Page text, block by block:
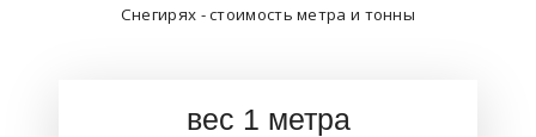
Снегирях - стоимость метра и тонны
вес 1 метра